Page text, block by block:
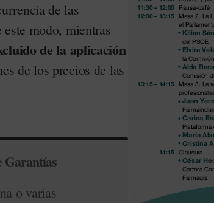
de las
modo, mientras
de la aplicación
de los precios de las
Garantías
o varias